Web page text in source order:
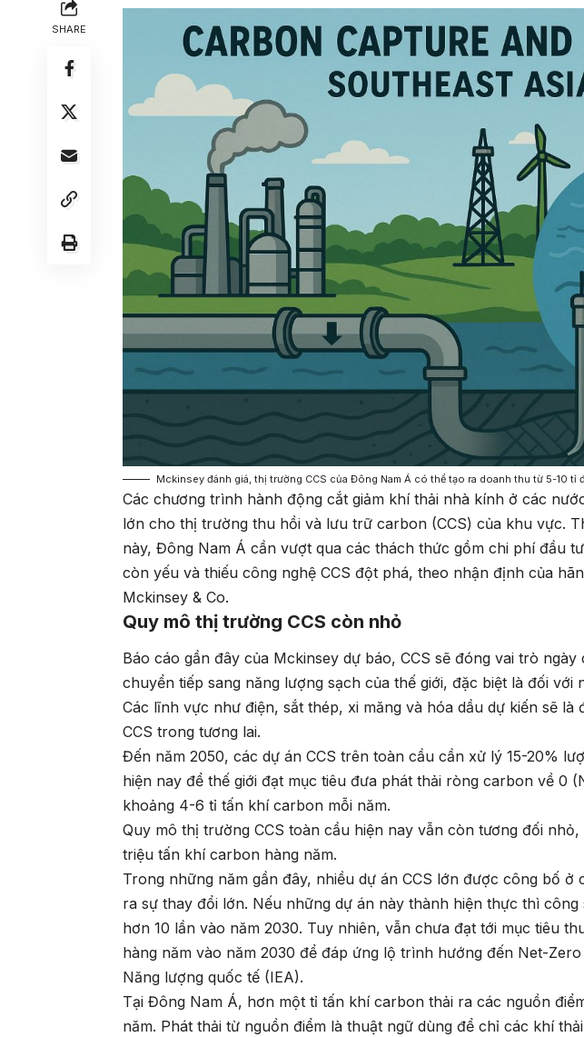
SHARE
Mckinsey đánh giá, thị trường CCS của Đông Nam Á có thể tạo ra doanh thu từ 5-10 tỉ
Các chương trình hành động cắt giảm khí thải nhà kính ở các
lớn cho thị trường thu hồi và lưu trữ carbon (CCS) của khu vực.
này, Đông Nam Á cần vượt qua các thách thức gồm chi phí đầu
còn yếu và thiếu công nghệ CCS đột phá, theo nhận định của
Mckinsey & Co.
Quy mô thị trường CCS còn nhỏ
Báo cáo gần đây của Mckinsey dự báo, CCS sẽ đóng vai trò
chuyển tiếp sang năng lượng sạch của thế giới, đặc biệt là đối
Các lĩnh vực như điện, sắt thép, xi măng và hóa dầu dự kiến sẽ
CCS trong tương lai.
Đến năm 2050, các dự án CCS trên toàn cầu cần xử lý 15-20%
hiện nay để thế giới đạt mục tiêu đưa phát thải ròng carbon về 0
khoảng 4-6 tỉ tấn khí carbon mỗi năm.
Quy mô thị trường CCS toàn cầu hiện nay vẫn còn tương đối
triệu tấn khí carbon hàng năm.
Trong những năm gần đây, nhiều dự án CCS lớn được công bố ở
ra sự thay đổi lớn. Nếu những dự án này thành hiện thực thì công
hơn 10 lần vào năm 2030. Tuy nhiên, vẫn chưa đạt tới mục tiêu
hàng năm vào năm 2030 để đáp ứng lộ trình hướng đến Net-
Năng lượng quốc tế (IEA).
Tại Đông Nam Á, hơn một tỉ tấn khí carbon thải ra các nguồn
năm. Phát thải từ nguồn điểm là thuật ngữ dùng để chỉ các khí